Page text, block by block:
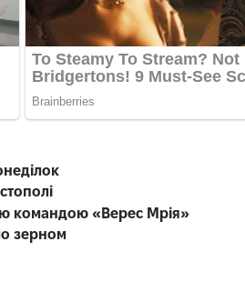
командою «Верес Мрія»
зерном